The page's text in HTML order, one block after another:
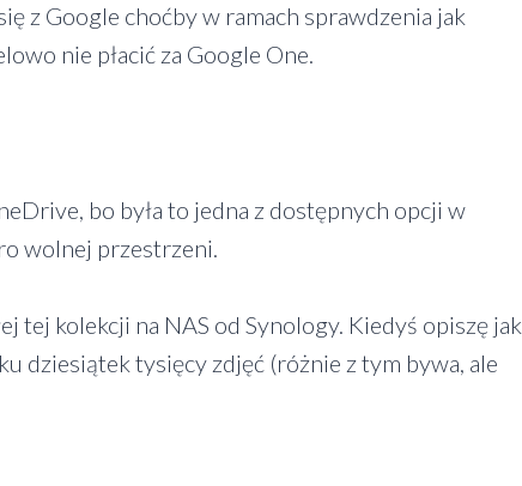
z Google choćby w ramach sprawdzenia jak
nie płacić za Google One.
bo była to jedna z dostępnych opcji w
wolnej przestrzeni.
tej kolekcji na NAS od Synology. Kiedyś opiszę jak
dziesiątek tysięcy zdjęć (różnie z tym bywa, ale